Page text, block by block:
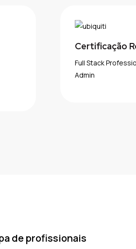
Certificação
Full Stack
Admin
de profissionais